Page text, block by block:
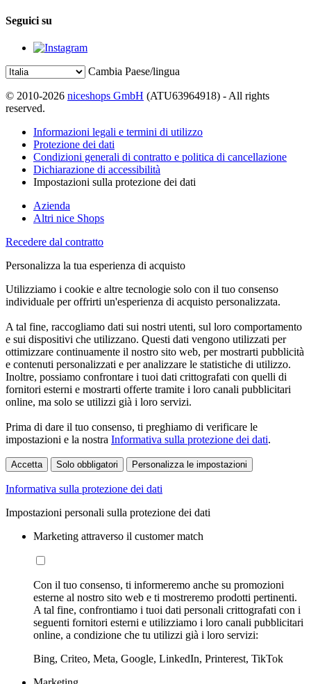
Seguici su
Cambia Paese/lingua
© 2010-2026 niceshops GmbH (ATU63964918) - All rights
reserved.
Informazioni legali e termini di utilizzo
Protezione dei dati
Condizioni generali di contratto e politica di cancellazione
Dichiarazione di accessibilità
Impostazioni sulla protezione dei dati
Azienda
Altri nice Shops
Recedere dal contratto
Personalizza la tua esperienza di acquisto
Utilizziamo i cookie e altre tecnologie solo con il tuo consenso
individuale per offrirti un'esperienza di acquisto personalizzata.
A tal fine, raccogliamo dati sui nostri utenti, sul loro comportamento
e sui dispositivi che utilizzano. Questi dati vengono utilizzati per
ottimizzare continuamente il nostro sito web, per mostrarti pubblicità
e contenuti personalizzati e per analizzare le statistiche di utilizzo.
Inoltre, possiamo confrontare i tuoi dati crittografati con quelli di
fornitori esterni e mostrarti offerte tramite i loro canali pubblicitari
online, ma solo se utilizzi già i loro servizi.
Prima di dare il tuo consenso, ti preghiamo di verificare le
impostazioni e la nostra Informativa sulla protezione dei dati.
Accetta Solo obbligatori Personalizza le impostazioni
Informativa sulla protezione dei dati
Impostazioni personali sulla protezione dei dati
Marketing attraverso il customer match
Con il tuo consenso, ti informeremo anche su promozioni
esterne al nostro sito web e ti mostreremo prodotti pertinenti.
A tal fine, confrontiamo i tuoi dati personali crittografati con i
seguenti fornitori esterni e utilizziamo i loro canali pubblicitari
online, a condizione che tu utilizzi già i loro servizi:
Bing, Criteo, Meta, Google, LinkedIn, Printerest, TikTok